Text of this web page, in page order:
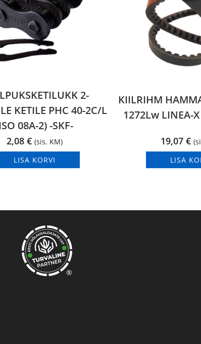
2-
KETILE PHC 40-2C/L
08A-2) -SKF-
2,08 € (sis. KM)
LISA KORVI
KIILRIHM
1272Lw LINEA-
19,07 €
LISA
®